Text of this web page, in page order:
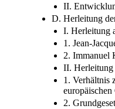
II.
D. Herleitung
I. Herleitung
1. Jean-
2. Immanuel
II. Herleitung
1. Verhältnis
2.